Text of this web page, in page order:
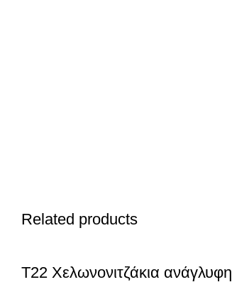
Related products
T22 Χελωνονιτζάκια ανάγλυφη